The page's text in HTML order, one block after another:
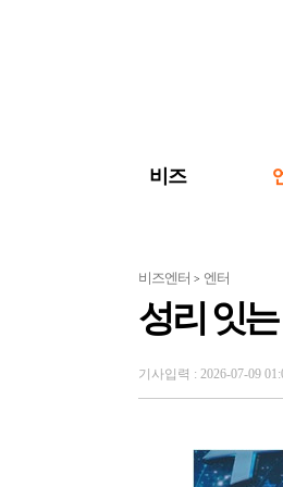
비즈
비즈엔터 > 엔터
성리 잇
기사입력 : 2026-07-09